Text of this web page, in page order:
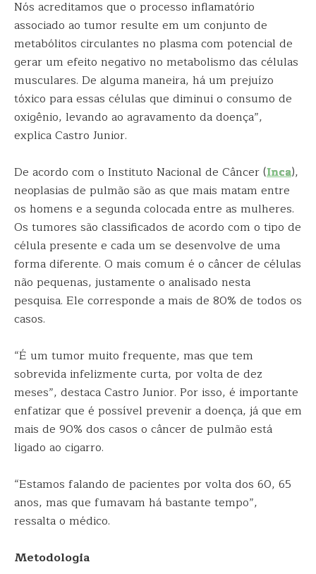
Nós acreditamos que o processo inflamatório
associado ao tumor resulte em um conjunto de
metabólitos circulantes no plasma com potencial de
gerar um efeito negativo no metabolismo das células
musculares. De alguma maneira, há um prejuízo
tóxico para essas células que diminui o consumo de
oxigênio, levando ao agravamento da doença”,
explica Castro Junior.
De acordo com o Instituto Nacional de Câncer (Inca),
neoplasias de pulmão são as que mais matam entre
os homens e a segunda colocada entre as mulheres.
Os tumores são classificados de acordo com o tipo de
célula presente e cada um se desenvolve de uma
forma diferente. O mais comum é o câncer de células
não pequenas, justamente o analisado nesta
pesquisa. Ele corresponde a mais de 80% de todos os
casos.
“É um tumor muito frequente, mas que tem
sobrevida infelizmente curta, por volta de dez
meses”, destaca Castro Junior. Por isso, é importante
enfatizar que é possível prevenir a doença, já que em
mais de 90% dos casos o câncer de pulmão está
ligado ao cigarro.
“Estamos falando de pacientes por volta dos 60, 65
anos, mas que fumavam há bastante tempo”,
ressalta o médico.
Metodologia